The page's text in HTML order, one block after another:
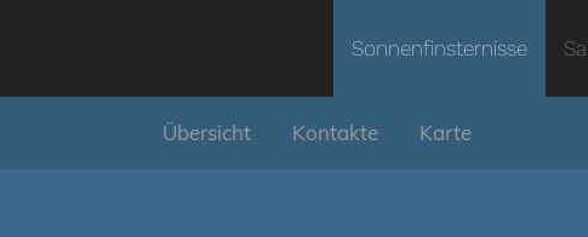
Sonnenfinsternisse
Übersicht Kontakte Karte